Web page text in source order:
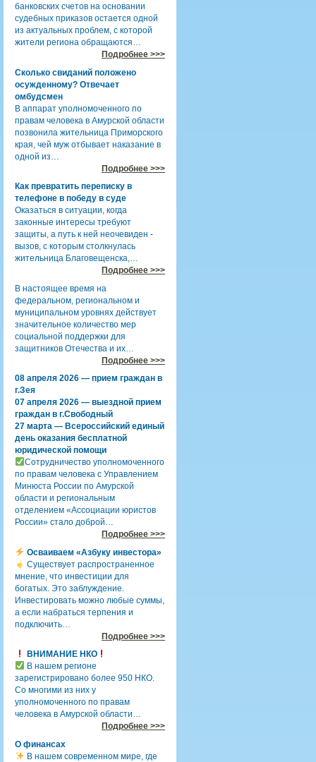
банковских счетов на основании
судебных приказов остается одной
из актуальных проблем, с которой
жители региона обращаются…
Подробнее >>>
Сколько свиданий положено
осужденному? Отвечает
омбудсмен
В аппарат уполномоченного по
правам человека в Амурской области
позвонила жительница Приморского
края, чей муж отбывает наказание в
одной из…
Подробнее >>>
Как превратить переписку в
телефоне в победу в суде
Оказаться в ситуации, когда
законные интересы требуют
защиты, а путь к ней неочевиден -
вызов, с которым столкнулась
жительница Благовещенска,…
Подробнее >>>
В настоящее время на
федеральном, региональном и
муниципальном уровнях действует
значительное количество мер
социальной поддержки для
защитников Отечества и их…
Подробнее >>>
08 апреля 2026 — прием граждан в
г.Зея
07 апреля 2026 — выездной прием
граждан в г.Свободный
27 марта — Всероссийский единый
день оказания бесплатной
юридической помощи
Сотрудничество уполномоченного
по правам человека с Управлением
Минюста России по Амурской
области и региональным
отделением «Ассоциации юристов
России» стало доброй…
Подробнее >>>
Осваиваем «Азбуку инвестора»
Существует распространенное
мнение, что инвестиции для
богатых. Это заблуждение.
Инвестировать можно любые суммы,
а если набраться терпения и
подключить…
Подробнее >>>
ВНИМАНИЕ НКО
В нашем регионе
зарегистрировано более 950 НКО.
Со многими из них у
уполномоченного по правам
человека в Амурской области…
Подробнее >>>
О финансах
В нашем современном мире, где